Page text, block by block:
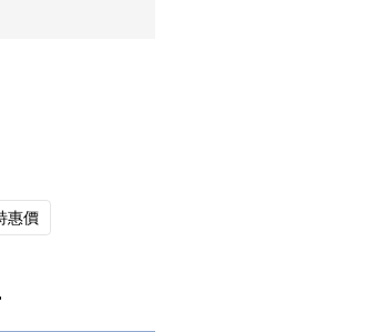
惠價